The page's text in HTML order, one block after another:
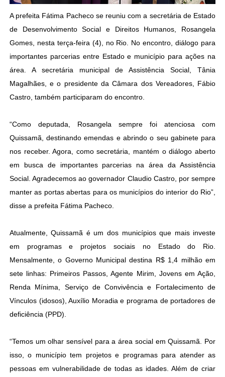
A prefeita Fátima Pacheco se reuniu com a secretária de Estado
de Desenvolvimento Social e Direitos Humanos, Rosangela
Gomes, nesta terça-feira (4), no Rio. No encontro, diálogo para
importantes parcerias entre Estado e município para ações na
área. A secretária municipal de Assistência Social, Tânia
Magalhães, e o presidente da Câmara dos Vereadores, Fábio
Castro, também participaram do encontro.
“Como deputada, Rosangela sempre foi atenciosa com
Quissamã, destinando emendas e abrindo o seu gabinete para
nos receber. Agora, como secretária, mantém o diálogo aberto
em busca de importantes parcerias na área da Assistência
Social. Agradecemos ao governador Claudio Castro, por sempre
manter as portas abertas para os municípios do interior do Rio”,
disse a prefeita Fátima Pacheco.
Atualmente, Quissamã é um dos municípios que mais investe
em programas e projetos sociais no Estado do Rio.
Mensalmente, o Governo Municipal destina R$ 1,4 milhão em
sete linhas: Primeiros Passos, Agente Mirim, Jovens em Ação,
Renda Mínima, Serviço de Convivência e Fortalecimento de
Vínculos (idosos), Auxílio Moradia e programa de portadores de
deficiência (PPD).
“Temos um olhar sensível para a área social em Quissamã. Por
isso, o município tem projetos e programas para atender as
pessoas em vulnerabilidade de todas as idades. Além de criar